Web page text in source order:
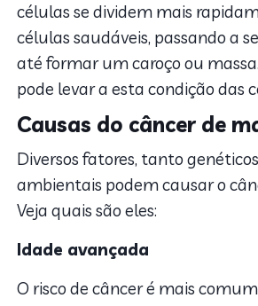
células se dividem mais
células saudáveis, passando a
até formar um caroço ou
pode levar a esta condição das
Causas do câncer de
Diversos fatores, tanto
ambientais podem causar o
Veja quais são eles:
Idade avançada
O risco de câncer é mais